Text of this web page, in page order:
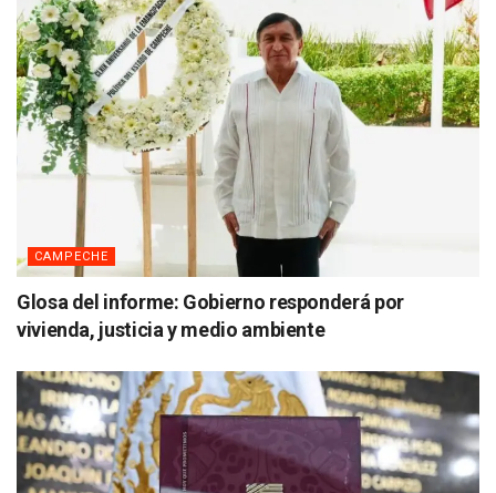
CAMPECHE
Glosa del informe: Gobierno responderá por
vivienda, justicia y medio ambiente